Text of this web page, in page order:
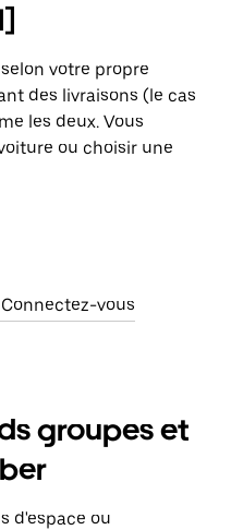
votre propre
des livraisons (le cas
les deux. Vous
ou choisir une
vous
groupes et
d'espace ou